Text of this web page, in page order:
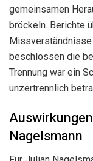
gemeinsamen
bröckeln. Berichte
beschlossen die
Trennung war ein
unzertrennlich
Nagelsmann